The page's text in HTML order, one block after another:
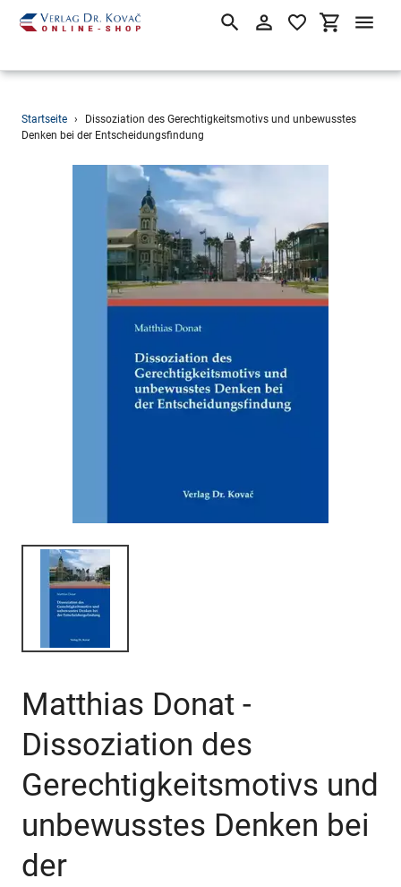
Direkt
zum
SuchenEinloggen
Startseite ›
Dissoziation des Gerechtigkeitsmotivs und unbewusstes
Denken bei der Entscheidungsfindung
Matthias Donat -
Dissoziation des
Gerechtigkeitsmotivs und
unbewusstes Denken bei
der